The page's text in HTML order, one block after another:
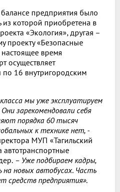
предприятия было
из которой приобретена в
«Экология», другая –
проекту «Безопасные
время
осуществляет
по 16 внутригородским
мы уже эксплуатируем
зарекомендовали себя
порядка 60 тысяч
к технике нет, -
МУП «Тагильский
– Уже подбираем кадры,
новых автобусах. Часть
средств предприятия».